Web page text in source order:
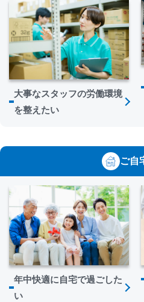
大事なスタッフの労働環境
を整えたい
ご自
年中快適に自宅で過ごした
い